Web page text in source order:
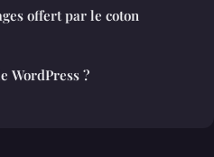
offert par le coton
WordPress ?